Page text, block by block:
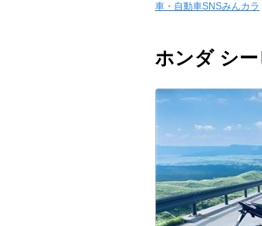
車・自動車SNSみんカラ
ホンダ シ